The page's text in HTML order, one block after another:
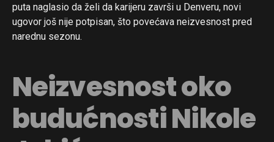
puta naglasio da želi da karijeru završi u Denveru, novi
ugovor još nije potpisan, što povećava neizvesnost pred
narednu sezonu.
Neizvesnost oko
budućnosti Nikole